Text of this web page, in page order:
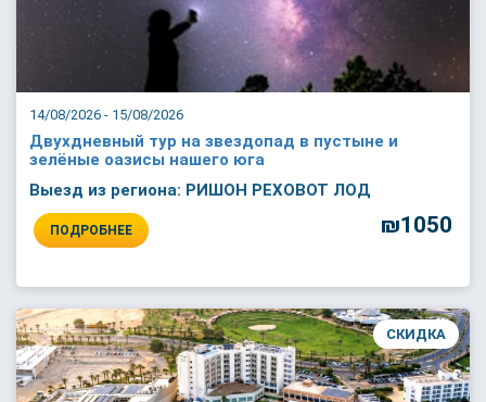
14/08/2026 - 15/08/2026
Двухдневный тур на звездопад в пустыне и
зелёные оазисы нашего юга
Выезд из региона: РИШОН РЕХОВОТ ЛОД
ПОДРОБНЕЕ ₪1050
СКИДКА